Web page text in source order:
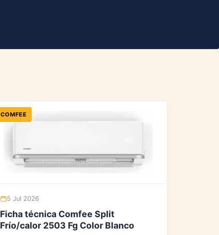
COMFEE
5 Jul 2026
Ficha técnica Comfee Split
Frío/calor 2503 Fg Color Blanco